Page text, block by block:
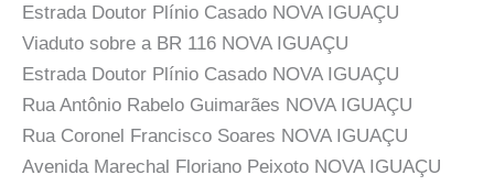
Estrada Doutor Plínio Casado NOVA IGUAÇU
Viaduto sobre a BR 116 NOVA IGUAÇU
Estrada Doutor Plínio Casado NOVA IGUAÇU
Rua Antônio Rabelo Guimarães NOVA IGUAÇU
Rua Coronel Francisco Soares NOVA IGUAÇU
Avenida Marechal Floriano Peixoto NOVA IGUAÇU